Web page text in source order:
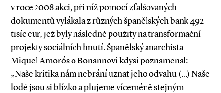
v roce 2008 akci, při níž pomocí zfalšovaných
dokumentů vylákala z různých španělských bank 492
tisíc eur, jež byly následně použity na transformační
projekty sociálních hnutí. Španělský anarchista
Miquel Amorós o Bonannovi kdysi poznamenal:
„Naše kritika nám nebrání uznat jeho odvahu (…) Naše
lodě jsou si blízko a plujeme víceméně stejným